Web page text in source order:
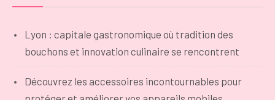
Lyon : capitale gastronomique où tradition des
bouchons et innovation culinaire se rencontrent
Découvrez les accessoires incontournables pour